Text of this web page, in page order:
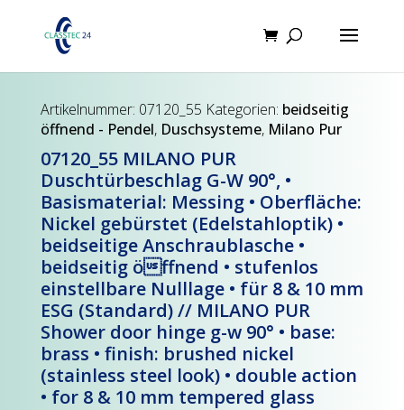
Products
Artikelnummer: 07120_55 Kategorien: beidseitig
öffnend - Pendel, Duschsysteme, Milano Pur
07120_55 MILANO PUR
Duschtürbeschlag G-W 90°, •
Basismaterial: Messing • Oberfläche:
Nickel gebürstet (Edelstahloptik) •
beidseitige Anschraublasche •
beidseitig öffnend • stufenlos
einstellbare Nulllage • für 8 & 10 mm
ESG (Standard) // MILANO PUR
Shower door hinge g-w 90° • base:
brass • finish: brushed nickel
(stainless steel look) • double action
• for 8 & 10 mm tempered glass